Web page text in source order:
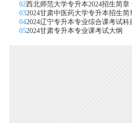
02西北师范大学专升本2024招生简章
032024甘肃中医药大学专升本招生简
042024辽宁专升本专业综合课考试
052024甘肃专升本专业课考试大纲